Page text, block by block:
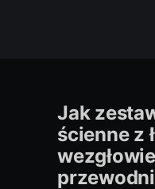
Jak
ścienne z